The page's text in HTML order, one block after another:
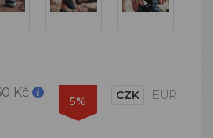
Kč
5% CZK EUR